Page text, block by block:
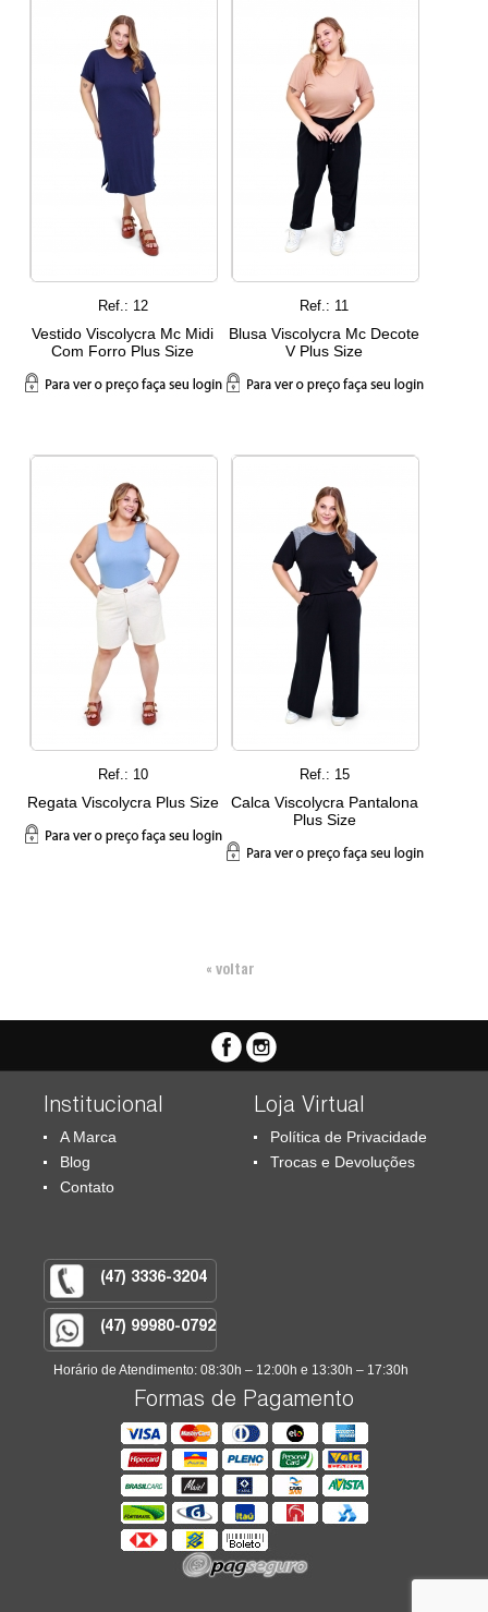
Ref.: 12
Vestido Viscolycra Mc Midi
Com Forro Plus Size
Ref.: 11
Blusa Viscolycra Mc Decote
V Plus Size
Ref.: 10
Regata Viscolycra Plus Size
Ref.: 15
Calca Viscolycra Pantalona
Plus Size
« voltar
Institucional
A Marca
Blog
Contato
(47) 3336-3204
(47) 99980-0792
Loja Virtual
Política de Privacidade
Trocas e Devoluções
Horário de Atendimento: 08:30h – 12:00h e 13:30h – 17:30h
Formas de Pagamento